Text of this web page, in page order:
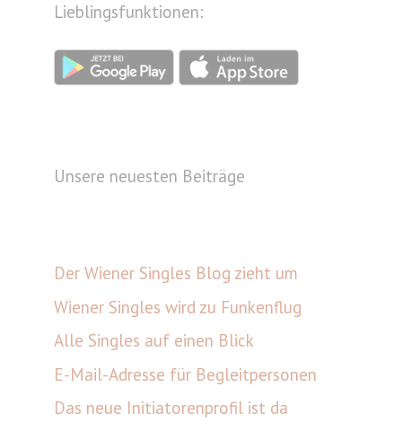
Lieblingsfunktionen:
Unsere neuesten Beiträge
Der Wiener Singles Blog zieht um
Wiener Singles wird zu Funkenflug
Alle Singles auf einen Blick
E-Mail-Adresse für Begleitpersonen
Das neue Initiatorenprofil ist da